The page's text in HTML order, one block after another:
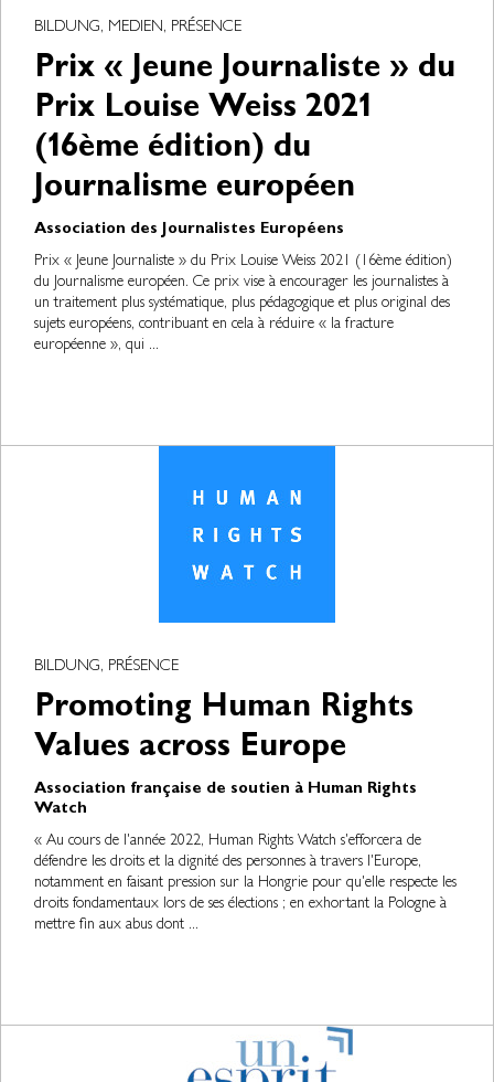
BILDUNG, MEDIEN, PRÉSENCE
Prix « Jeune Journaliste » du
Prix Louise Weiss 2021
(16ème édition) du
Journalisme européen
Association des Journalistes Européens
Prix « Jeune Journaliste » du Prix Louise Weiss 2021 (16ème édition)
du Journalisme européen. Ce prix vise à encourager les journalistes à
un traitement plus systématique, plus pédagogique et plus original des
sujets européens, contribuant en cela à réduire « la fracture
européenne », qui ...
BILDUNG, PRÉSENCE
Promoting Human Rights
Values across Europe
Association française de soutien à Human Rights
Watch
« Au cours de l'année 2022, Human Rights Watch s'efforcera de
défendre les droits et la dignité des personnes à travers l'Europe,
notamment en faisant pression sur la Hongrie pour qu'elle respecte les
droits fondamentaux lors de ses élections ; en exhortant la Pologne à
mettre fin aux abus dont ...